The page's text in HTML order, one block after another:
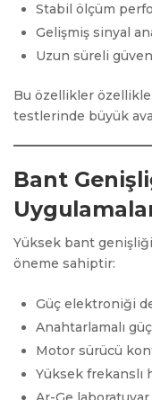
Stabil ölçüm
Gelişmiş sinyal
Uzun süreli
Bu özellikler
testlerinde büyük
Bant
Yüksek bant
öneme sahiptir:
Güç elektroniği
Anahtarlamalı
Motor sürücü
Yüksek frekanslı